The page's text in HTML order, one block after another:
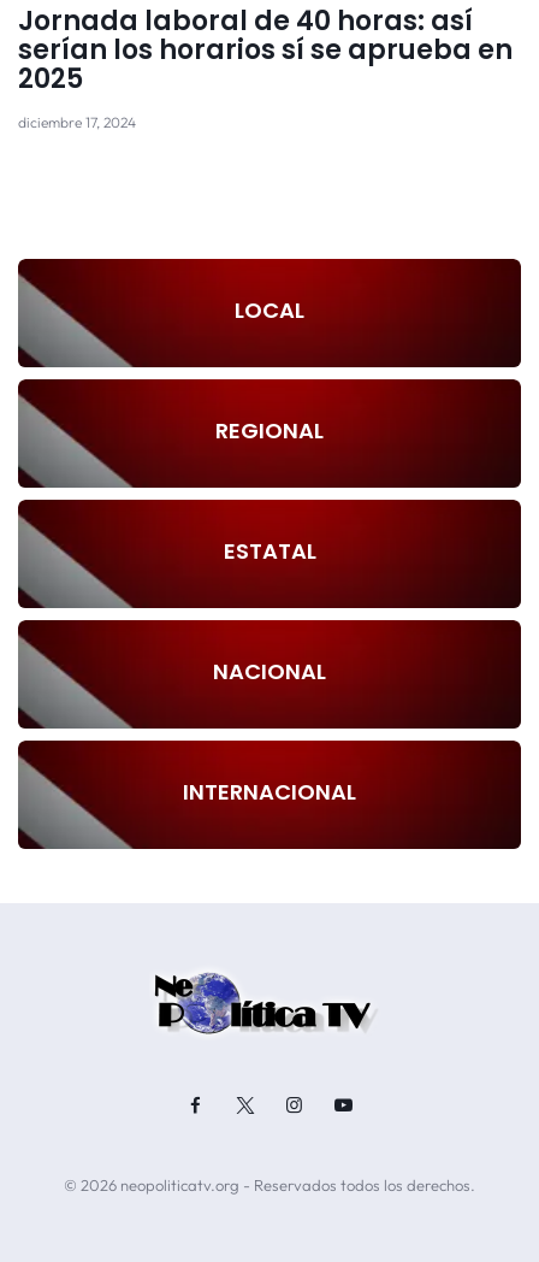
Jornada laboral de 40 horas: así
serían los horarios sí se aprueba en
2025
diciembre 17, 2024
LOCAL
REGIONAL
ESTATAL
NACIONAL
INTERNACIONAL
© 2026 neopoliticatv.org - Reservados todos los derechos.